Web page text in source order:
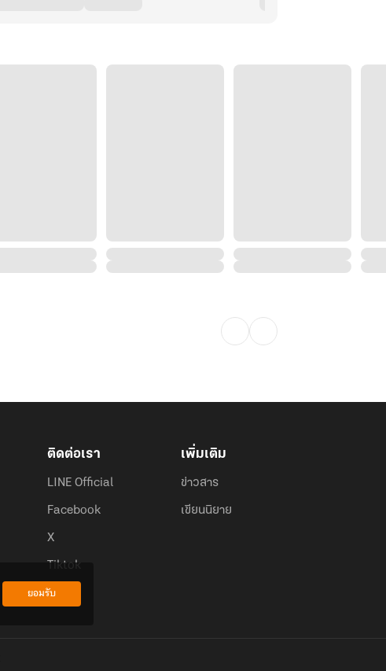
ติดต่อเรา
LINE Official
Facebook
X
Tiktok
เพิ่มเติม
ข่าวสาร
เขียนนิยาย
ยอมรับ